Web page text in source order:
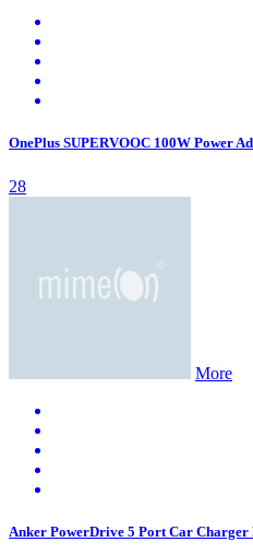
OnePlus SUPERVOOC 100W Power
28
More
Anker PowerDrive 5 Port Car Charger